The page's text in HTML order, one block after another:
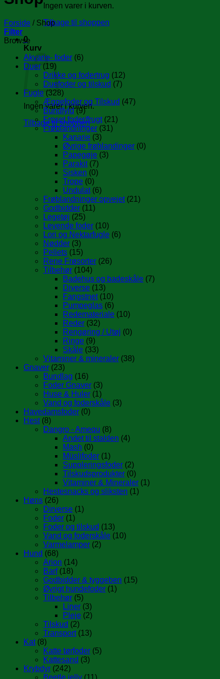
Ingen varer i kurven.
Tilbage til shoppen
0
Kurv
Ingen varer i kurven.
Tilbage til shoppen
Forside /Shop
Filter
Browse
Akvarie- foder (6)
Duer (19)
Drikke og fodertrug (12)
Duefoder og tilskud (7)
Fugle (328)
Æggefoder og Tilskud (47)
Bundfyld (9)
Froset foder/frugt (21)
Frøblandninger (31)
Kanarie (3)
Øvrige frøblandinger (0)
Papegøje (3)
Parakit (7)
Sisken (0)
Trope (0)
Undulat (6)
Frøblandninger opvejet (21)
Godbidder (11)
Legetøj (25)
Levende foder (10)
Lori og Nektarfugle (6)
Nødder (3)
Pellets (15)
Rene Frøsorter (26)
Tilbehør (104)
Badehus og badeskåle (7)
Diverse (13)
Fangstnet (10)
Pumpeglas (6)
Redemateriale (10)
Reder (32)
Rengøring / Utøj (0)
Ringe (9)
Skåle (33)
Vitaminer & mineraler (38)
Gnaver (23)
Bundlag (16)
Foder Gnaver (3)
Huse & Huler (1)
Vand og foderskåle (3)
Havedamsfoder (0)
Hest (8)
Dangro - Amequ (8)
Andet til stalden (4)
Mash (0)
Müslifoder (1)
Suppleringsfoder (2)
Tilskudsprodukter (0)
Vitaminer & Mineraler (1)
Hestesnacks og sliksten (1)
Høns (26)
Dirverse (1)
Foder (1)
Foder og tilskud (13)
Vand og foderskåle (10)
Varmelamper (2)
Hund (68)
Arion (14)
Barf (18)
Godbidder & tyggeben (15)
Øvrigt hundefoder (1)
Tilbehør (5)
Liner (3)
Pleje (2)
Tilskud (2)
Transport (13)
Kat (8)
Katte tørfoder (5)
Kattesand (3)
Krybdyr (242)
Beetle jelly (11)